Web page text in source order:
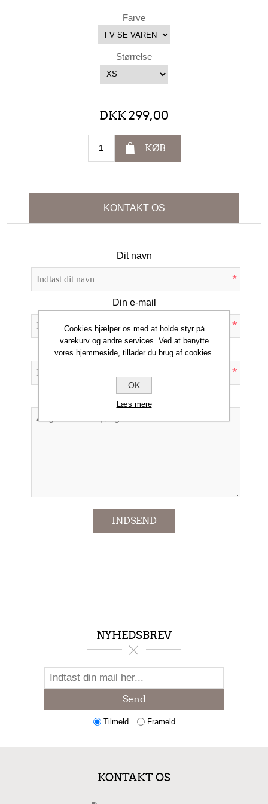
Farve
Størrelse
DKK 299,00
KØB
KONTAKT OS
Dit navn
*
Din e-mail
*
Emne:
*
Forespørgsel
INDSEND
NYHEDSBREV
Send
Tilmeld Frameld
KONTAKT OS
Cookies hjælper os med at holde styr på
varekurv og andre services. Ved at benytte
vores hjemmeside, tillader du brug af cookies.
OK
Læs mere